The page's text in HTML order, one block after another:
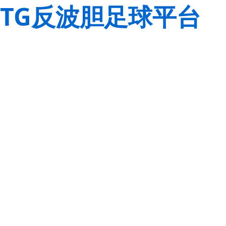
TG反波胆足球平台